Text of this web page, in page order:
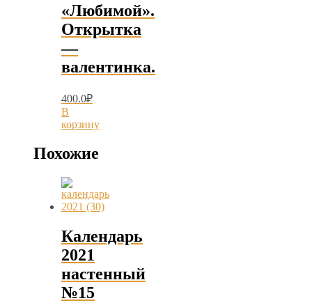
«Любимой».
Открытка
—
валентинка.
400.0₽
В
корзину
Похожие
Календарь
2021
настенный
№15